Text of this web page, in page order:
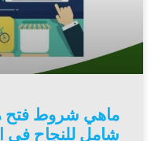
ماهي شروط فتح
شامل للنجاح في